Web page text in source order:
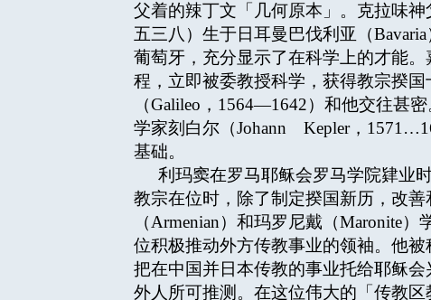
父着的辣丁文「几何原本」。克拉味神
五三八）生于日耳曼巴伐利亚（
葡萄牙，充分显示了在科学上的才能
程，立即被委教授科学，获得教宗揆
（Galileo，1564—1642）和他交往甚
学家刻白尔（Johann Kepler，
基础。
利玛窦在罗马耶稣会罗马学院肄业
教宗在位时，除了制定揆国新历，改
（Armenian）和玛罗尼戴（Maronite
位积极推动外方传教事业的领袖。他
把在中国并日本传教的事业托给耶稣
外人所可推测。在这位伟大的「传教